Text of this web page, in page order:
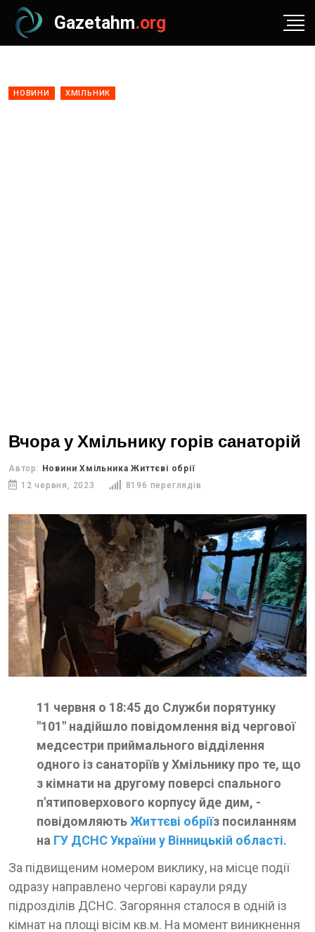
Gazetahm.org
НОВИНИ ХМІЛЬНИК
Вчора у Хмільнику горів санаторій
Автор: Новини Хмільника Життєві обрії
12 червня, 2023
8196 переглядів
11 червня о 18:45 до Служби порятунку
"101" надійшло повідомлення від чергової
медсестри приймального відділення
одного із санаторіїв у Хмільнику про те, що
з кімнати на другому поверсі спального
п'ятиповерхового корпусу йде дим, -
повідомляютьЖиттєві обріїз посиланням
на ГУ ДСНС України у Вінницькій області.
За підвищеним номером виклику, на місце події
одразу направлено чергові караули ряду
підрозділів ДСНС. Загоряння сталося в одній із
кімнат на площі вісім кв.м. На момент виникнення